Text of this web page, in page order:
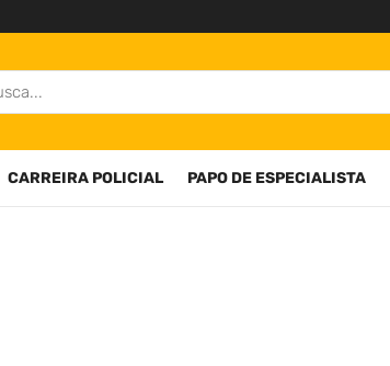
CARREIRA POLICIAL PAPO DE ESPECIALISTA